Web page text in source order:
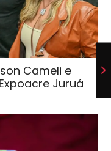
Cameli e
Juruá